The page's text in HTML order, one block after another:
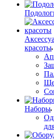
красоты
Наборы